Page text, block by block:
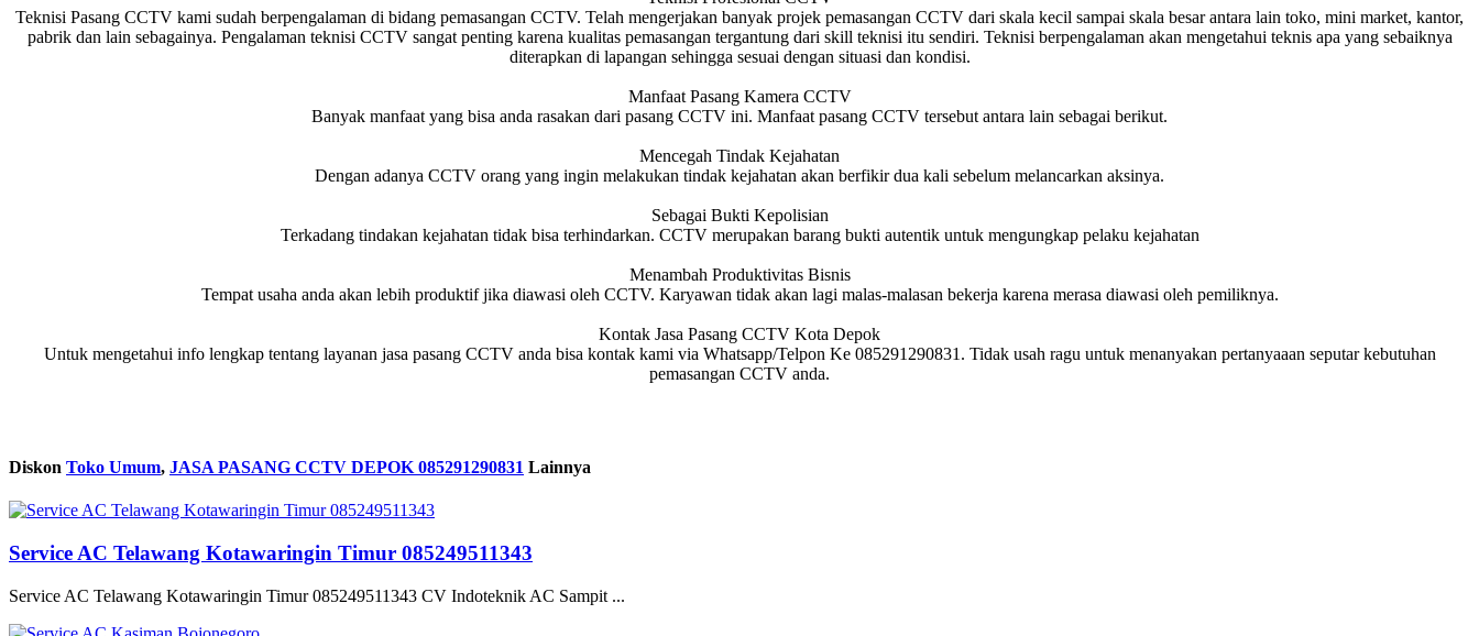
Teknisi Pasang CCTV kami sudah berpengalaman di bidang pemasangan CCTV. Telah mengerjakan banyak projek pemasangan CCTV dari skala kecil sampai skala besar antara lain toko, mini market, kantor,
pabrik dan lain sebagainya. Pengalaman teknisi CCTV sangat penting karena kualitas pemasangan tergantung dari skill teknisi itu sendiri. Teknisi berpengalaman akan mengetahui teknis apa yang sebaiknya
diterapkan di lapangan sehingga sesuai dengan situasi dan kondisi.
Manfaat Pasang Kamera CCTV
Banyak manfaat yang bisa anda rasakan dari pasang CCTV ini. Manfaat pasang CCTV tersebut antara lain sebagai berikut.
Mencegah Tindak Kejahatan
Dengan adanya CCTV orang yang ingin melakukan tindak kejahatan akan berfikir dua kali sebelum melancarkan aksinya.
Sebagai Bukti Kepolisian
Terkadang tindakan kejahatan tidak bisa terhindarkan. CCTV merupakan barang bukti autentik untuk mengungkap pelaku kejahatan
Menambah Produktivitas Bisnis
Tempat usaha anda akan lebih produktif jika diawasi oleh CCTV. Karyawan tidak akan lagi malas-malasan bekerja karena merasa diawasi oleh pemiliknya.
Kontak Jasa Pasang CCTV Kota Depok
Untuk mengetahui info lengkap tentang layanan jasa pasang CCTV anda bisa kontak kami via Whatsapp/Telpon Ke 085291290831. Tidak usah ragu untuk menanyakan pertanyaaan seputar kebutuhan
pemasangan CCTV anda.
Diskon Toko Umum, JASA PASANG CCTV DEPOK 085291290831 Lainnya
Service AC Telawang Kotawaringin Timur 085249511343
Service AC Telawang Kotawaringin Timur 085249511343 CV Indoteknik AC Sampit ...